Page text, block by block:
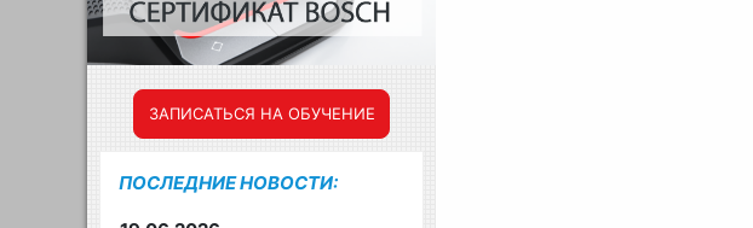
ЗАПИСАТЬСЯ НА ОБУЧЕНИЕ
ПОСЛЕДНИЕ НОВОСТИ: